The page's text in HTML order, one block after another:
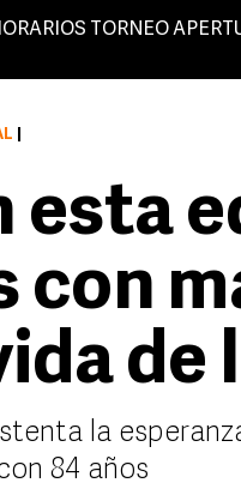
TORNEO
esta
con
de
la
84 años